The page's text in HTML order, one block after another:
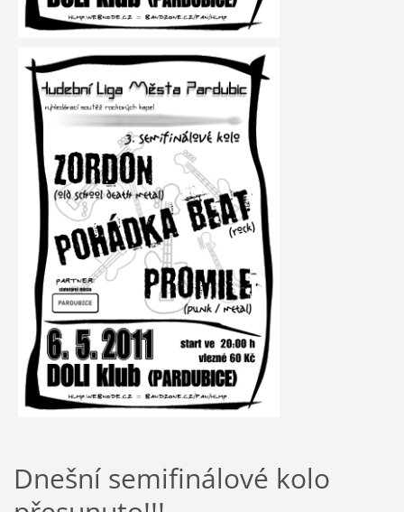
Dnešní semifinálové kolo